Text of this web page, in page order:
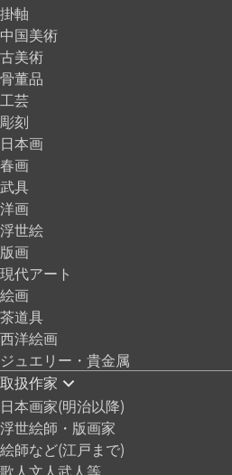
掛軸
中国美術
古美術
骨董品
工芸
彫刻
日本画
春画
武具
洋画
浮世絵
版画
現代アート
絵画
茶道具
西洋絵画
ジュエリー・貴金属
取扱作家
日本画家(明治以降)
浮世絵師・版画家
絵師など(江戸まで)